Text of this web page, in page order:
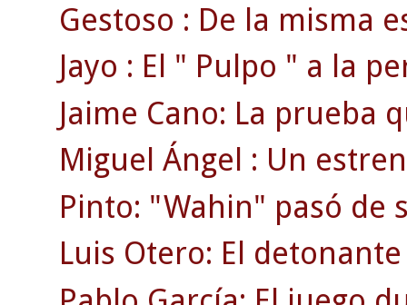
Gestoso : De la misma
Jayo : El " Pulpo " a la
Jaime Cano: La prueba
Miguel Ángel : Un
Pinto: "Wahin" pasó de
Luis Otero: El